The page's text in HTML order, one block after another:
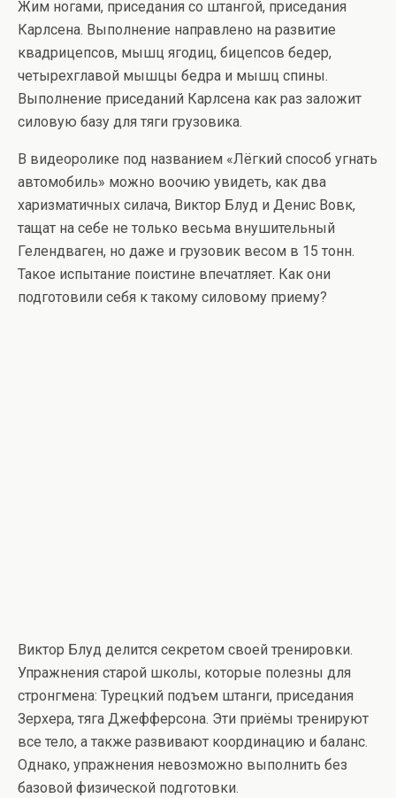
Жим ногами, приседания со штангой, приседания
Карлсена. Выполнение направлено на развитие
квадрицепсов, мышц ягодиц, бицепсов бедер,
четырехглавой мышцы бедра и мышц спины.
Выполнение приседаний Карлсена как раз заложит
силовую базу для тяги грузовика.
В видеоролике под названием «Лёгкий способ угнать
автомобиль» можно воочию увидеть, как два
харизматичных силача, Виктор Блуд и Денис Вовк,
тащат на себе не только весьма внушительный
Гелендваген, но даже и грузовик весом в 15 тонн.
Такое испытание поистине впечатляет. Как они
подготовили себя к такому силовому приему?
Виктор Блуд делится секретом своей тренировки.
Упражнения старой школы, которые полезны для
стронгмена: Турецкий подъем штанги, приседания
Зерхера, тяга Джефферсона. Эти приёмы тренируют
все тело, а также развивают координацию и баланс.
Однако, упражнения невозможно выполнить без
базовой физической подготовки.